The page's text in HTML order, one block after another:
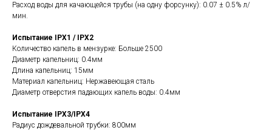
Расход воды для качающейся трубы (на одну форсунку): 0.07 ± 0.5% л/
мин.
Испытание IPX1 / IPX2
Количество капель в мензурке: Больше 2500
Диаметр капельниц: 0.4мм
Длина капельниц: 15мм
Материал капельниц: Нержавеющая сталь
Диаметр отверстия падающих капель воды: 0.4мм
Испытание IPX3/IPX4
Радиус дождевальной трубки: 800мм